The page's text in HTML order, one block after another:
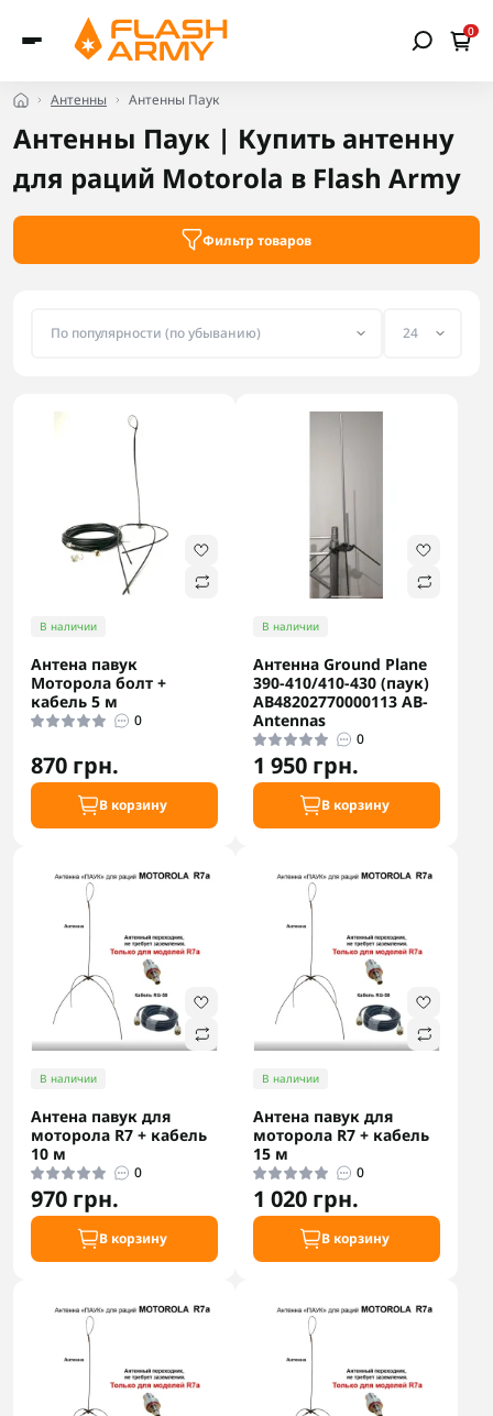
0
Антенны Антенны Паук
Антенны Паук | Купить антенну
для раций Motorola в Flash Army
Фильтр товаров
В наличии
Антена павук
Моторола болт +
кабель 5 м
0
870 грн.
В корзину
В наличии
Антенна Ground Plane
390-410/410-430 (паук)
АB48202770000113 AB-
Antennas
0
1 950 грн.
В корзину
В наличии
Антена павук для
моторола R7 + кабель
10 м
0
970 грн.
В корзину
В наличии
Антена павук для
моторола R7 + кабель
15 м
0
1 020 грн.
В корзину